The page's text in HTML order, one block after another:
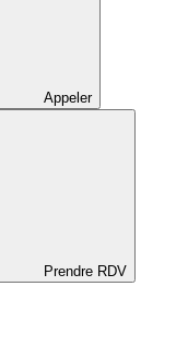
Appeler
Prendre RDV